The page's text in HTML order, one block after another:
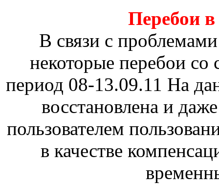
Перебои в
В связи с
некоторые перебои со
период 08-13.09.11 На
восстановлена и
пользователем
в качестве